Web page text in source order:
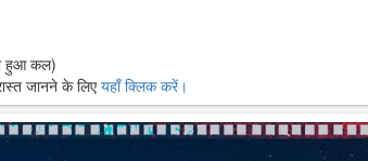
हुआ कल)
जानने के लिएयहाँ क्लिक करें।